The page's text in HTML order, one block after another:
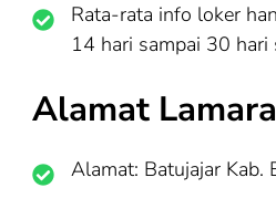
Rata-rata info loker
14 hari sampai 30 hari
Alamat
Alamat: Batujajar Kab.